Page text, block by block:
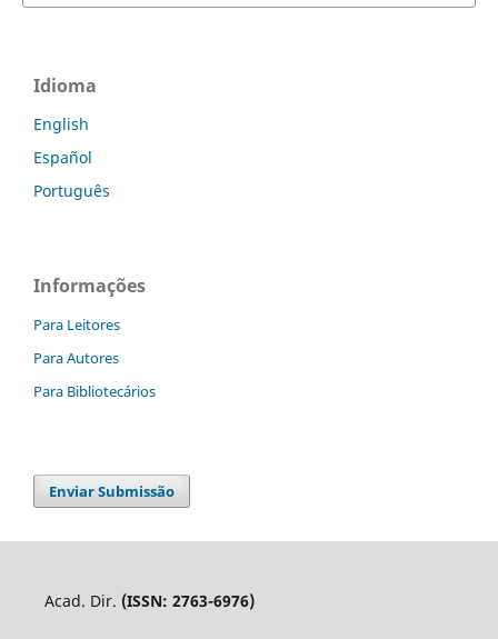
Idioma
English
Español
Português
Informações
Para Leitores
Para Autores
Para Bibliotecários
Enviar Submissão
Acad. Dir. (ISSN: 2763-6976)